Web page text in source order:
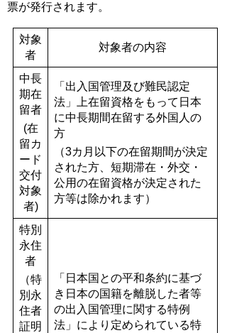
票が発行されます。
対象
者
対象者の内容
中長
期在
留者
(在
留カ
ード
交付
対象
者)
「出入国管理及び難民認定
法」上在留資格をもって日本
に中長期間在留する外国人の
方
（3カ月以下の在留期間が決定
された方、短期滞在・外交・
公用の在留資格が決定された
方等は除かれます）
特別
永住
者
（特
別永
住者
証明
「日本国との平和条約に基づ
き日本の国籍を離脱した者等
の出入国管理に関する特例
法」により定められている特